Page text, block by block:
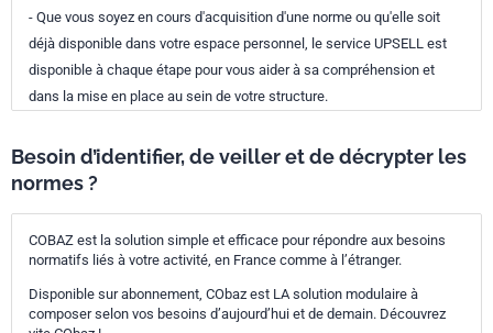
- Que vous soyez en cours d'acquisition d'une norme ou qu'elle soit
déjà disponible dans votre espace personnel, le service UPSELL est
disponible à chaque étape pour vous aider à sa compréhension et
dans la mise en place au sein de votre structure.
Besoin d’identifier, de veiller et de décrypter les
normes ?
COBAZ est la solution simple et efficace pour répondre aux besoins
normatifs liés à votre activité, en France comme à l’étranger.
Disponible sur abonnement, CObaz est LA solution modulaire à
composer selon vos besoins d’aujourd’hui et de demain. Découvrez